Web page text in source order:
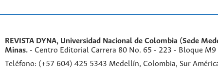
REVISTA DYNA, Universidad Nacional de Colombia (Sede
Minas. - Centro Editorial Carrera 80 No. 65 - 223 - Bloque
Teléfono: (+57 604) 425 5343 Medellín, Colombia, Sur